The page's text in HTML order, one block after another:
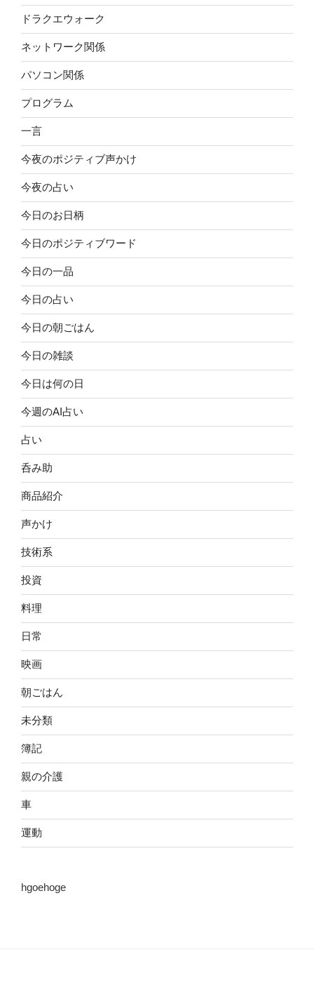
ドラクエウォーク
ネットワーク関係
パソコン関係
プログラム
一言
今夜のポジティブ声かけ
今夜の占い
今日のお日柄
今日のポジティブワード
今日の一品
今日の占い
今日の朝ごはん
今日の雑談
今日は何の日
今週のAI占い
占い
呑み助
商品紹介
声かけ
技術系
投資
料理
日常
映画
朝ごはん
未分類
簿記
親の介護
車
運動
hgoehoge